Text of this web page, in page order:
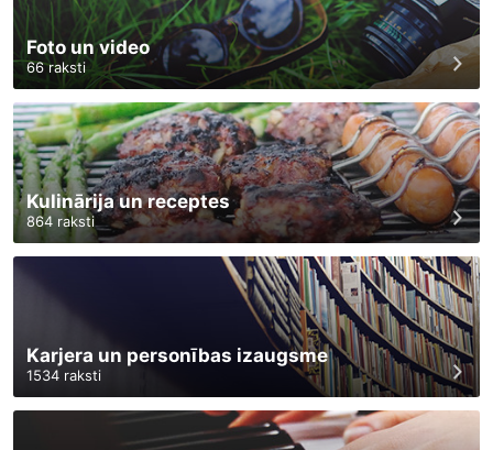
Foto un video
66raksti
Kulinārija un receptes
864 raksti
Karjera un personības izaugsme
1534 raksti